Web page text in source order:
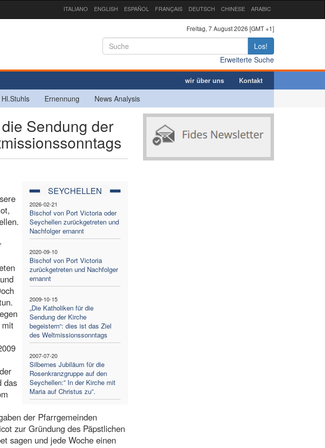
ITALIANO ENGLISH ESPAÑOL FRANÇAIS DEUTSCH CHINESE ARABIC
Freitag, 7 August 2026 [GMT +1]
Los!
Erweiterte Suche
wir über uns Kontakt
Ernennung News Analysis
Sendung der
SEYCHELLEN
2026-02-21
Bischof von Port Victoria oder
Seychellen zurückgetreten und
Nachfolger ernannt
2020-09-10
Bischof von Port Victoria
zurückgetreten und Nachfolger
ernannt
2009-10-15
„Die Katholiken für die
Sendung der Kirche
begeistern“: dies ist das Ziel
des Weltmissionssonntags
2007-07-20
Silbernes Jubiläum für die
Rosenkranzgruppe auf den
Seychellen:” In der Kirche mit
Maria auf Christus zu”.
mit
das
der Pfarrgemeinden
zur Gründung des Päpstlichen
sagen und jede Woche einen